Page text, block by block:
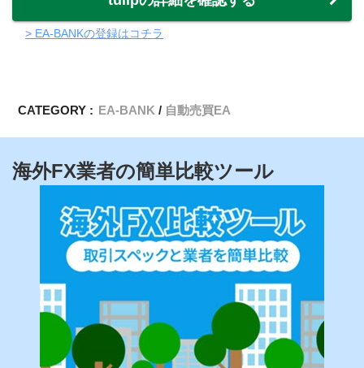
> EA-BANKの登録はコチラ
CATEGORY : EA-BANK 自動売買EA
海外FX業者の簡単比較ツール